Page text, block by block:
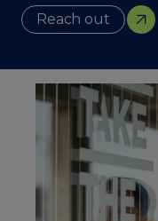
Reach out